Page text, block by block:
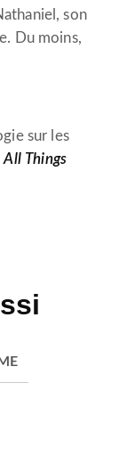
son
Du moins,
sur les
All Things